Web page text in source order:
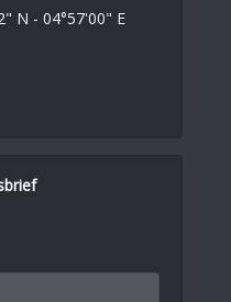
N - 04°57'00" E